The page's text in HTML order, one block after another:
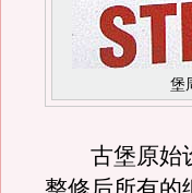
堡
古堡原始设